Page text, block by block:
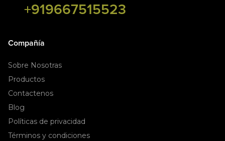
+919667515523
Compañía
Sobre Nosotras
Productos
Contactenos
Blog
Políticas de privacidad
Términos y condiciones